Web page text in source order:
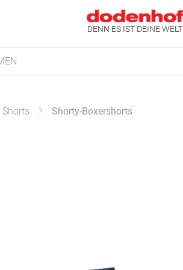
DENN ES IST DEINE WELT
Shorts Shorty-Boxershorts